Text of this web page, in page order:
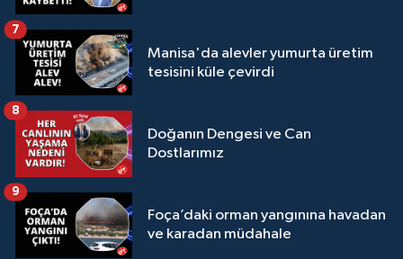
Manisa'da alevler yumurta üretim
tesisini küle çevirdi
7
Doğanın Dengesi ve Can
Dostlarımız
8
Foça’daki orman yangınına havadan
ve karadan müdahale
9